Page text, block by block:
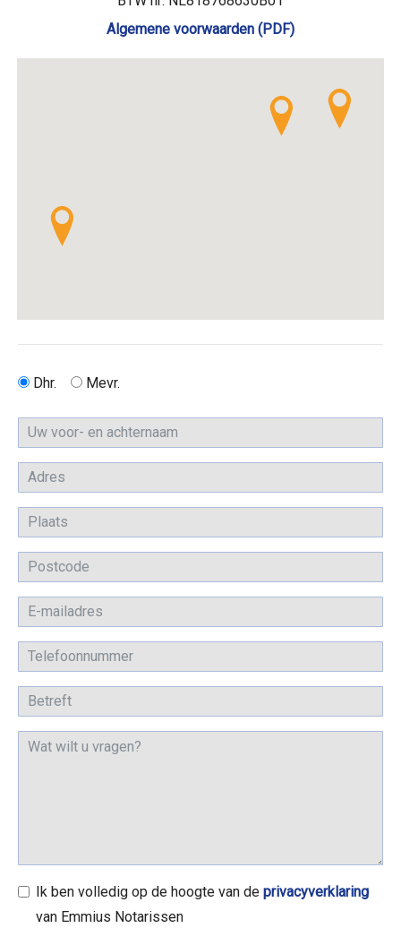
Algemene voorwaarden (PDF)
Dhr. Mevr.
Ik ben volledig op de hoogte van de privacyverklaring
van Emmius Notarissen